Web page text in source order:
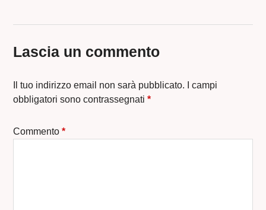
Lascia un commento
Il tuo indirizzo email non sarà pubblicato.
I campi
obbligatori sono contrassegnati*
Commento*